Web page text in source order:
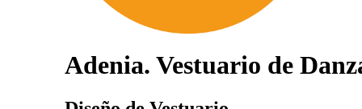
Adenia. Vestuario de